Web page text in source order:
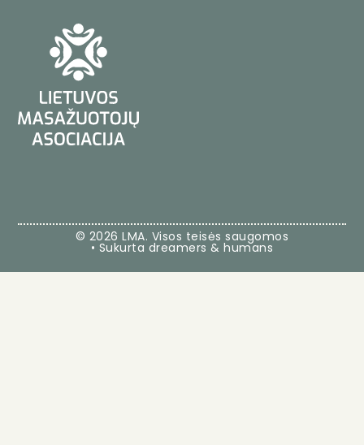
© 2026 LMA. Visos teisės saugomos
• Sukurta dreamers & humans